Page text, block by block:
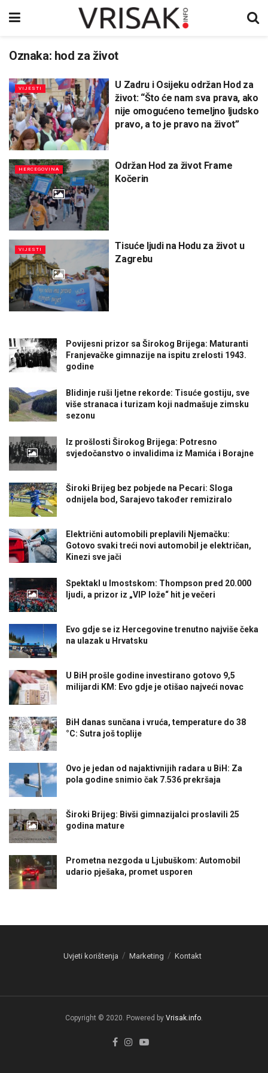
Oznaka: hod za život
VIJESTI
U Zadru i Osijeku održan Hod za
život: “Što će nam sva prava, ako
nije omogućeno temeljno ljudsko
pravo, a to je pravo na život”
HERCEGOVINA
Održan Hod za život Frame
Kočerin
VIJESTI
Tisuće ljudi na Hodu za život u
Zagrebu
Povijesni prizor sa Širokog Brijega: Maturanti
Franjevačke gimnazije na ispitu zrelosti 1943.
godine
Blidinje ruši ljetne rekorde: Tisuće gostiju, sve
više stranaca i turizam koji nadmašuje zimsku
sezonu
Iz prošlosti Širokog Brijega: Potresno
svjedočanstvo o invalidima iz Mamića i Borajne
Široki Brijeg bez pobjede na Pecari: Sloga
odnijela bod, Sarajevo također remiziralo
Električni automobili preplavili Njemačku:
Gotovo svaki treći novi automobil je električan,
Kinezi sve jači
Spektakl u Imostskom: Thompson pred 20.000
ljudi, a prizor iz „VIP lože“ hit je večeri
Evo gdje se iz Hercegovine trenutno najviše čeka
na ulazak u Hrvatsku
U BiH prošle godine investirano gotovo 9,5
milijardi KM: Evo gdje je otišao najveći novac
BiH danas sunčana i vruća, temperature do 38
°C: Sutra još toplije
Ovo je jedan od najaktivnijih radara u BiH: Za
pola godine snimio čak 7.536 prekršaja
Široki Brijeg: Bivši gimnazijalci proslavili 25
godina mature
Prometna nezgoda u Ljubuškom: Automobil
udario pješaka, promet usporen
Uvjeti korištenja Marketing Kontakt
Copyright © 2020. Powered by Vrisak.info.